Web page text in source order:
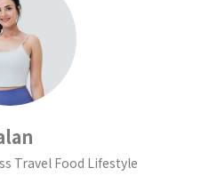
Travel Food Lifestyle